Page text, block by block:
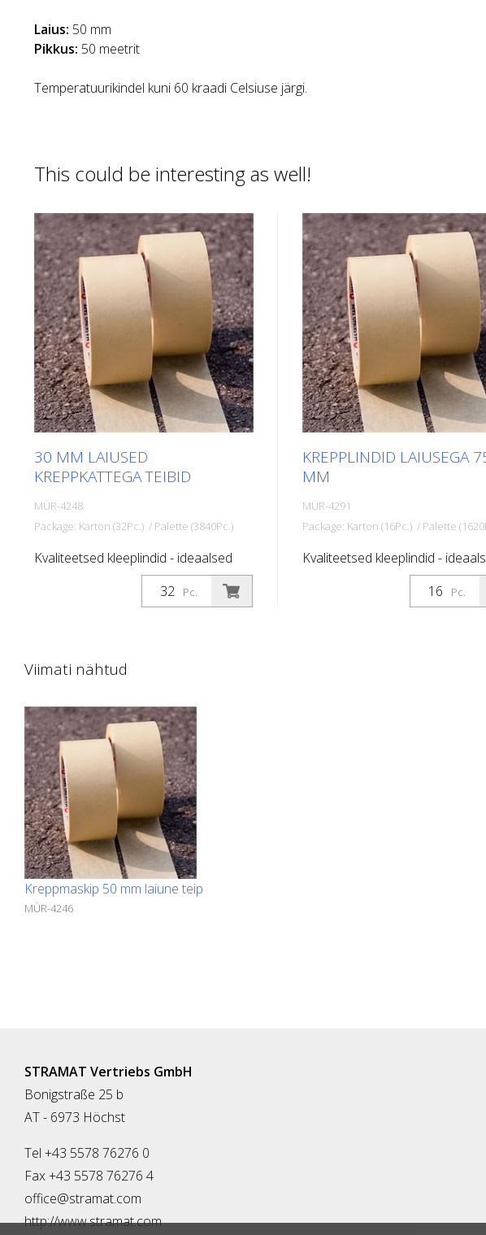
Laius: 50 mm
Pikkus: 50 meetrit
Temperatuurikindel kuni 60 kraadi Celsiuse järgi.
This could be interesting as well!
30 MM LAIUSED
KREPPKATTEGA TEIBID
MÜR-4248
Package: Karton (32Pc.) / Palette (3840Pc.)
Kvaliteetsed kleeplindid - ideaalsed
teekattemärgistused ohutusradade,
märkide, sümbolite jne.
Pc.
KREPPLINDID LAIUSEGA
MM
MÜR-4291
Package: Karton (16Pc.) / Palette
Kvaliteetsed kleeplindid -
teekattemärgistused
märkide, sümbolite jne.
Pc.
Viimati nähtud
Kreppmaskip 50 mm laiune teip
MÜR-4246
STRAMAT Vertriebs GmbH
Bonigstraße 25 b
AT - 6973 Höchst
Tel +43 5578 76276 0
Fax +43 5578 76276 4
office@stramat.com
http://www.stramat.com